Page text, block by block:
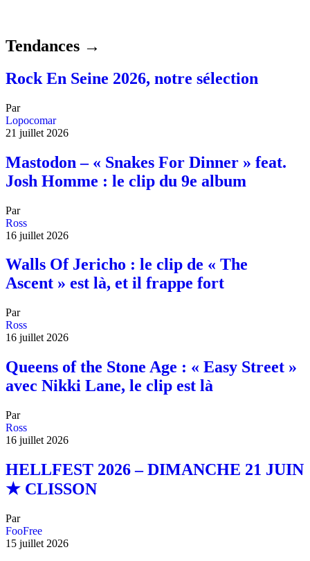
Tendances →
Rock En Seine 2026, notre sélection
Par
Lopocomar
21 juillet 2026
Mastodon – « Snakes For Dinner » feat.
Josh Homme : le clip du 9e album
Par
Ross
16 juillet 2026
Walls Of Jericho : le clip de « The
Ascent » est là, et il frappe fort
Par
Ross
16 juillet 2026
Queens of the Stone Age : « Easy Street »
avec Nikki Lane, le clip est là
Par
Ross
16 juillet 2026
HELLFEST 2026 – DIMANCHE 21 JUIN
★ CLISSON
Par
FooFree
15 juillet 2026